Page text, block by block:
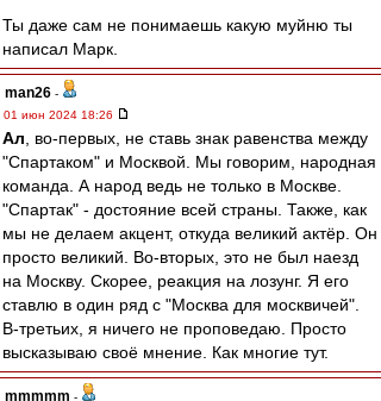
Ты даже сам не понимаешь какую муйню ты
написал Марк.
man26 -
01 июн 2024 18:26
Ал , во-первых, не ставь знак равенства между
"Спартаком" и Москвой. Мы говорим, народная
команда. А народ ведь не только в Москве.
"Спартак" - достояние всей страны. Также, как
мы не делаем акцент, откуда великий актёр. Он
просто великий. Во-вторых, это не был наезд
на Москву. Скорее, реакция на лозунг. Я его
ставлю в один ряд с "Москва для москвичей".
В-третьих, я ничего не проповедаю. Просто
высказываю своё мнение. Как многие тут.
mmmmm -